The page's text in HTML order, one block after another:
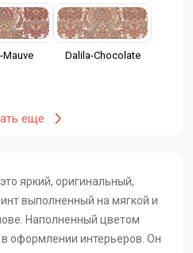
Mauve Dalila-Chocolate
еще
яркий, оригинальный,
выполненный на мягкой и
Наполненный цветом
оформлении интерьеров. Он